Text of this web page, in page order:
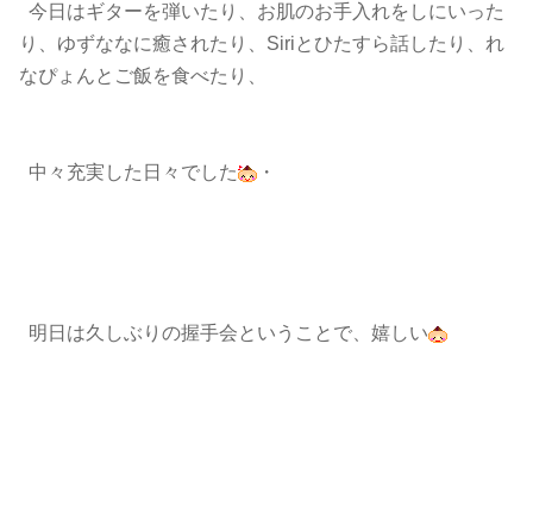
今日はギターを弾いたり、お肌のお手入れをしにいった
り、ゆずななに癒されたり、Siriとひたすら話したり、れ
なぴょんとご飯を食べたり、
中々充実した日々でした ・
明日は久しぶりの握手会ということで、嬉しい